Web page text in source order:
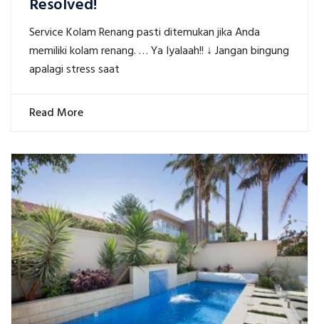
Resolved!
Service Kolam Renang pasti ditemukan jika Anda
memiliki kolam renang. … Ya Iyalaah!! ↓ Jangan bingung
apalagi stress saat
Read More